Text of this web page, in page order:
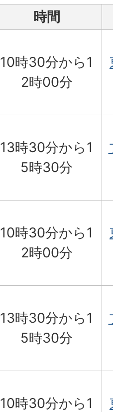
時間
10時30分から1
2時00分
13時30分から1
5時30分
10時30分から1
2時00分
13時30分から1
5時30分
10時30分から1